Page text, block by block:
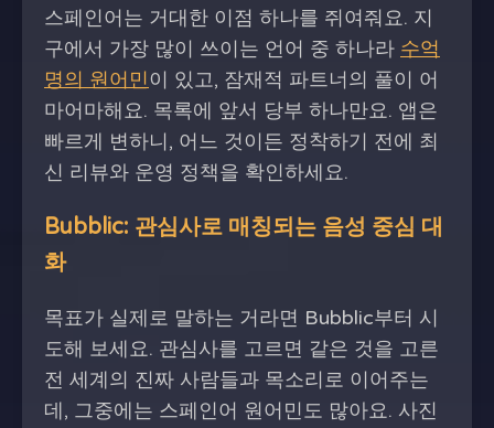
스페인어는 거대한 이점 하나를 쥐여줘요. 지
구에서 가장 많이 쓰이는 언어 중 하나라 수억
명의 원어민이 있고, 잠재적 파트너의 풀이 어
마어마해요. 목록에 앞서 당부 하나만요. 앱은
빠르게 변하니, 어느 것이든 정착하기 전에 최
신 리뷰와 운영 정책을 확인하세요.
Bubblic: 관심사로 매칭되는 음성 중심 대
화
목표가 실제로 말하는 거라면 Bubblic부터 시
도해 보세요. 관심사를 고르면 같은 것을 고른
전 세계의 진짜 사람들과 목소리로 이어주는
데, 그중에는 스페인어 원어민도 많아요. 사진